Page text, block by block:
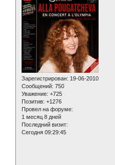
Зарегистрирован: 19-06-2010
Сообщений: 750
Уважение: +725
Позитив: +1276
Провел на форуме:
1 месяц 8 дней
Последний визит:
Сегодня 09:29:45